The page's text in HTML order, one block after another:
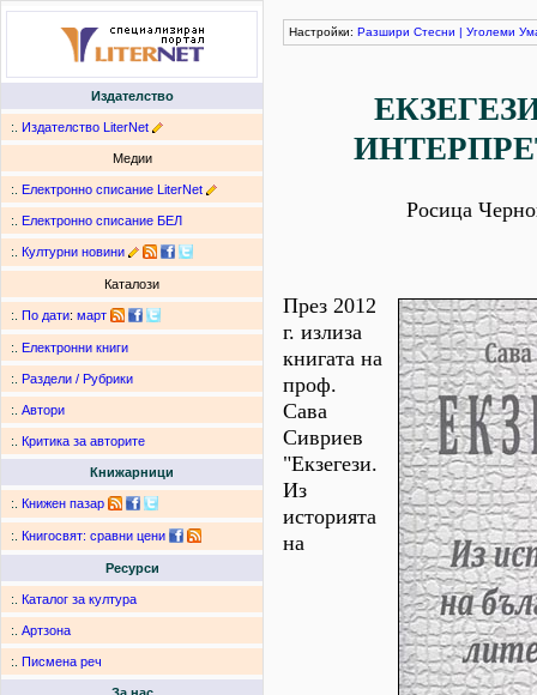
Издателство
:. Издателство LiterNet
Медии
:. Електронно списание LiterNet
:. Електронно списание БЕЛ
:. Културни новини
Каталози
:. По дати: март
:. Електронни книги
:. Раздели / Рубрики
:. Автори
:. Критика за авторите
Книжарници
:. Книжен пазар
:. Книгосвят: сравни цени
Ресурси
:. Каталог за култура
:. Артзона
:. Писмена реч
Настройки: Разшири Стесни | Уголеми
Росица
През 2012
г. излиза
книгата на
проф.
Сава
Сивриев
"Екзегези.
Из
историята
на